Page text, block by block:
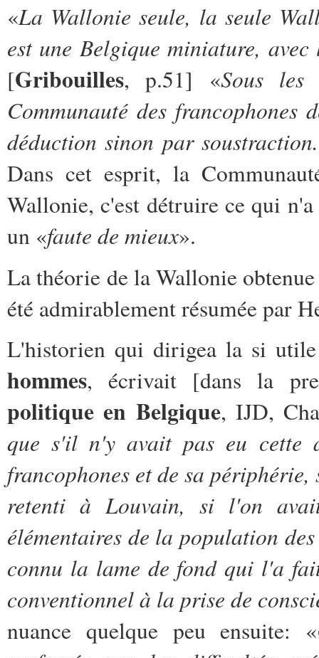
«La Wallonie seule, la seule
est une Belgique miniature,
[Gribouilles, p.51] «Sous
Communauté des
déduction sinon par soustraction.
Dans cet esprit, la
Wallonie, c'est détruire ce qui
un «faute de mieux».
La théorie de la Wallonie
été admirablement résumée par
L'historien qui dirigea la si
hommes, écrivait [dans la
politique en Belgique, IJD,
que s'il n'y avait pas eu cette
francophones et de sa
retenti à Louvain, si l'on
élémentaires de la population
connu la lame de fond qui l'a
conventionnel à la prise de
nuance quelque peu ensuite: «